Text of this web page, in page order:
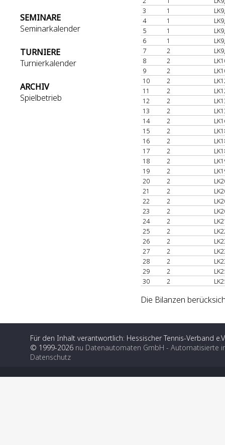
SEMINARE
Seminarkalender
TURNIERE
Turnierkalender
ARCHIV
Spielbetrieb
3
1
4
1
5
1
6
1
7
2
8
2
9
2
10
2
11
2
12
2
13
2
14
2
15
2
16
2
17
2
18
2
19
2
20
2
21
2
22
2
23
2
24
2
25
2
26
2
27
2
28
2
29
2
30
2
Die Bilanzen
Für den Inhalt verantwortlich: Hessischer Tennis-Verband
© 1999-2026 nu Datenautomaten GmbH - Automatisierte
Datenschutz